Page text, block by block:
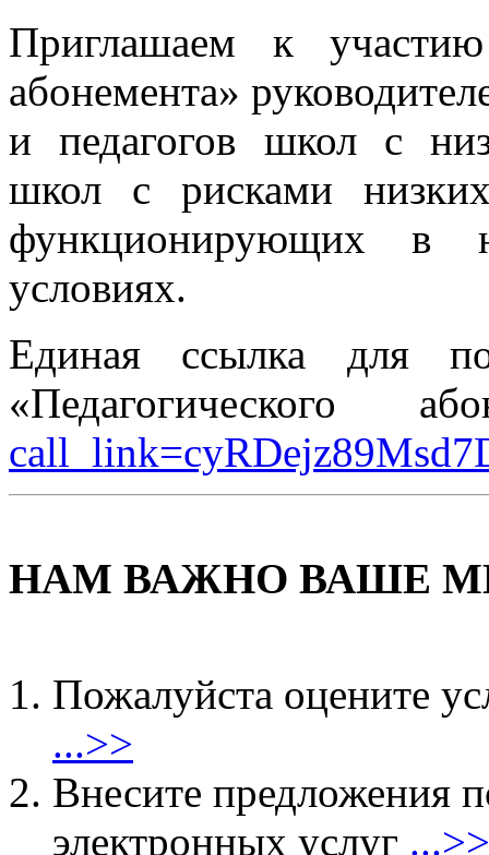
Приглашаем к участию
абонемента»
и педагогов школ с
школ с рисками
функционирующих в
условиях.
Единая ссылка для
«Педагогического
НАМ ВАЖНО ВАШЕ
Пожалуйста оцените
...>>
Внесите предложения
электронных услуг ...>>